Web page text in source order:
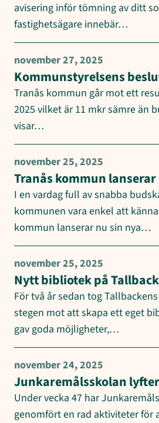
avisering inför tömning av ditt
fastighetsägare innebär…
november 27, 2025
Kommunstyrelsens
Tranås kommun går mot ett
2025 vilket är 11 mkr sämre än
visar…
november 25, 2025
Tranås kommun
I en vardag full av snabba
kommunen vara enkel att
kommun lanserar nu sin nya…
november 25, 2025
Nytt bibliotek på
För två år sedan tog
stegen mot att skapa ett eget
gav goda möjligheter,…
november 24, 2025
Junkaremålsskolan
Under vecka 47 har
genomfört en rad aktiviteter för